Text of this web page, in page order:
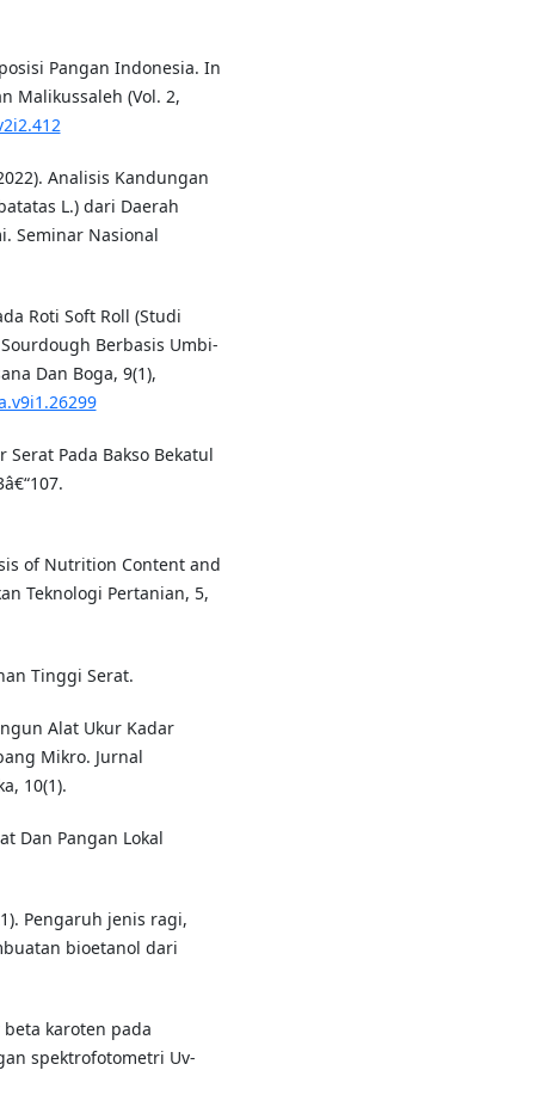
Pangan Indonesia. In
Malikussaleh (Vol. 2,
Analisis Kandungan
L.) dari Daerah
Seminar Nasional
Roti Soft Roll (Studi
Berbasis Umbi-
Dan Boga, 9(1),
Pada Bakso Bekatul
of Nutrition Content and
Teknologi Pertanian, 5,
Tinggi Serat.
Alat Ukur Kadar
Mikro. Jurnal
10(1).
Dan Pangan Lokal
Pengaruh jenis ragi,
bioetanol dari
beta karoten pada
spektrofotometri Uv-